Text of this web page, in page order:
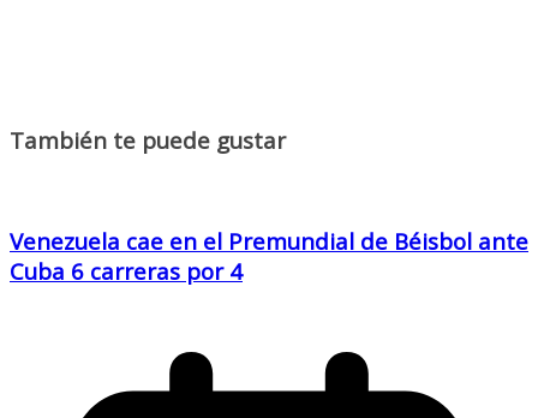
También te puede gustar
Venezuela cae en el Premundial de Béisbol ante
Cuba 6 carreras por 4